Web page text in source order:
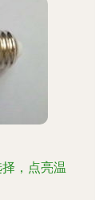
，点亮温